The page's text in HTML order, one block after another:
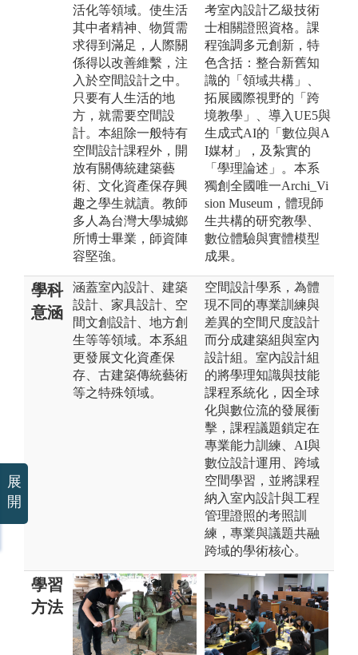
活化等領域。使生活
其中者精神、物質需
求得到滿足，人際關
係得以改善維繫，注
入於空間設計之中。
只要有人生活的地
方，就需要空間設
計。本組除一般特有
空間設計課程外，開
放有關傳統建築藝
術、文化資產保存興
趣之學生就讀。教師
多人為台灣大學城鄉
所博士畢業，師資陣
容堅強。
考室內設計乙級技術
士相關證照資格。課
程強調多元創新，特
色含括：整合新舊知
識的「領域共構」、
拓展國際視野的「跨
境教學」、導入UE5與
生成式AI的「數位與A
I媒材」，及紮實的
「學理論述」。本系
獨創全國唯一Archi_Vi
sion Museum，體現師
生共構的研究教學、
數位體驗與實體模型
成果。
學科
意涵
涵蓋室內設計、建築
設計、家具設計、空
間文創設計、地方創
生等等領域。本系組
更發展文化資產保
存、古建築傳統藝術
等之特殊領域。
空間設計學系，為體
現不同的專業訓練與
差異的空間尺度設計
而分成建築組與室內
設計組。室內設計組
的將學理知識與技能
課程系統化，因全球
化與數位流的發展衝
擊，課程議題鎖定在
專業能力訓練、AI與
數位設計運用、跨域
空間學習，並將課程
納入室內設計與工程
管理證照的考照訓
練，專業與議題共融
跨域的學術核心。
學習
方法
展
開